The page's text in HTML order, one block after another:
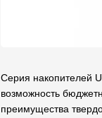
Серия накопителей
возможность
преимущества